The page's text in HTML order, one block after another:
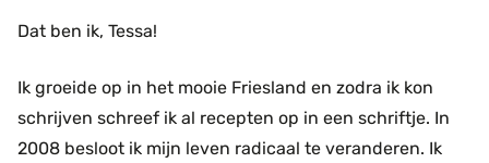
Dat ben ik, Tessa!
Ik groeide op in het mooie Friesland en zodra ik kon
schrijven schreef ik al recepten op in een schriftje. In
2008 besloot ik mijn leven radicaal te veranderen. Ik